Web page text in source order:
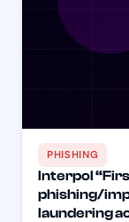
PHISHING
Interpol
phishing/
laundering